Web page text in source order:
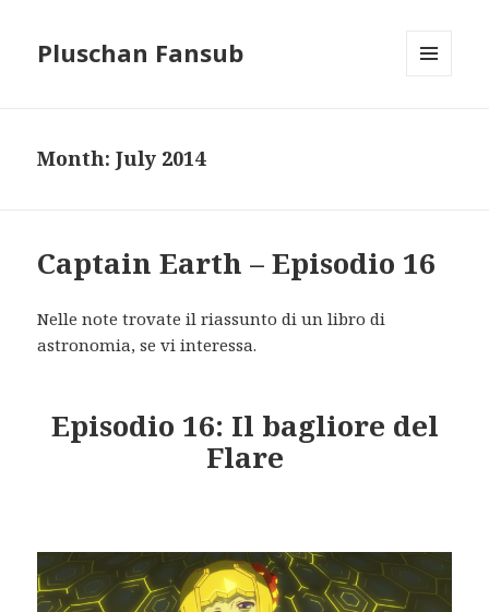
Pluschan Fansub
Month:July 2014
Captain Earth – Episodio 16
Nelle note trovate il riassunto di un libro di
astronomia, se vi interessa.
Episodio 16: Il bagliore del
Flare